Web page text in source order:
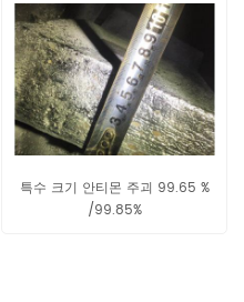
특수 크기 안티몬 주괴 99.65 %
/99.85%